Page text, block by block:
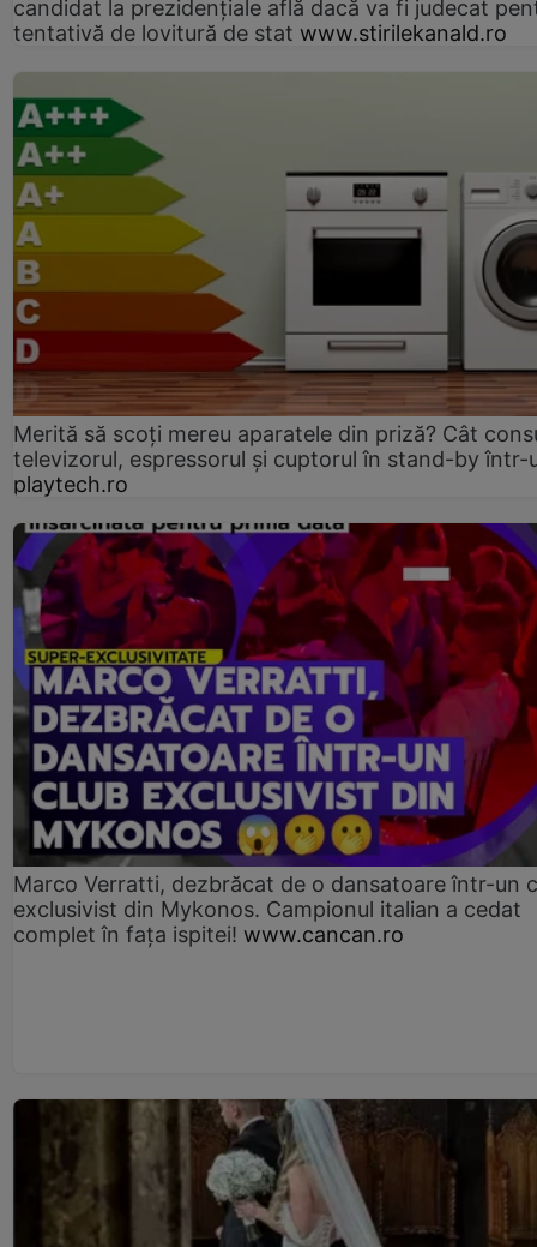
candidat la prezidențiale află dacă va fi judecat
tentativă de lovitură de stat www.stirilekanald.ro
Merită să scoți mereu aparatele din priză? Cât
televizorul, espressorul și cuptorul în stand-by într-
playtech.ro
Marco Verratti, dezbrăcat de o dansatoare într-un
exclusivist din Mykonos. Campionul italian a cedat
complet în fața ispitei! www.cancan.ro